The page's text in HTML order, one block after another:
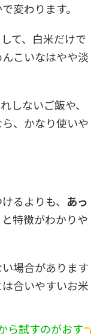
変わります。
て、白米だけで
こいなはやや淡
しないご飯や、
、かなり使いや
るよりも、 あっ
特徴がわかりや
場合があります
合いやすいお米
ら試すのがおす